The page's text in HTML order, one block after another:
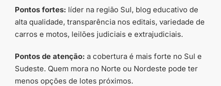
Pontos fortes: líder na região Sul, blog educativo de
alta qualidade, transparência nos editais, variedade de
carros e motos, leilões judiciais e extrajudiciais.
Pontos de atenção: a cobertura é mais forte no Sul e
Sudeste. Quem mora no Norte ou Nordeste pode ter
menos opções de lotes próximos.